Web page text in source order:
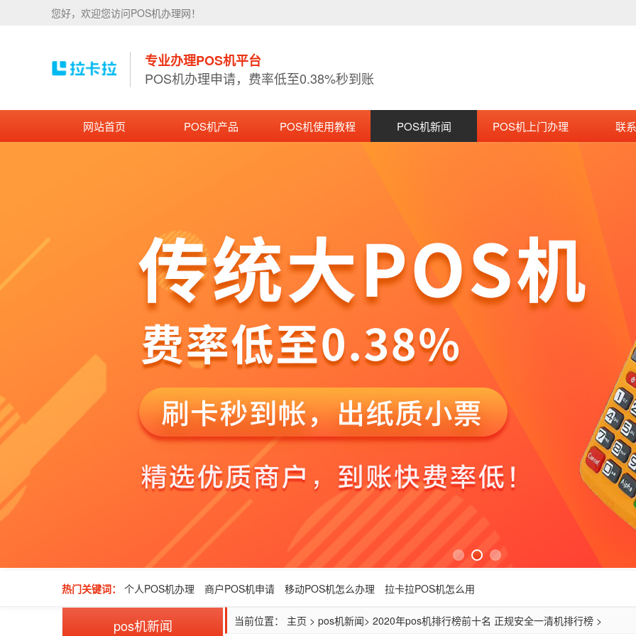
您好，欢迎您访问POS机办理网！
专业办理POS机平台
POS机办理申请，费率低至0.38%秒到账
网站首页 POS机产品 POS机使用教程 POS机新闻 POS机上门办理 联
热门关键词： 个人POS机办理 商户POS机申请 移动POS机怎么办理 拉卡拉POS机怎么用
pos机新闻 当前位置： 主页 > pos机新闻> 2020年pos机排行榜前十名 正规安全一清机排行榜 >